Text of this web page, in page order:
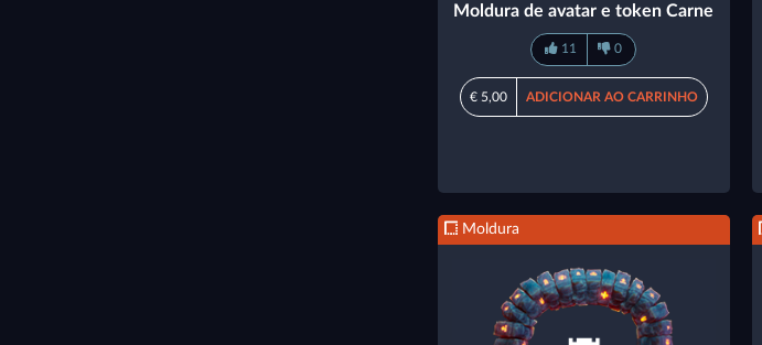
Moldura de avatar e token Carne
11 0
€ 5,00 ADICIONAR AO CARRINHO
Moldura